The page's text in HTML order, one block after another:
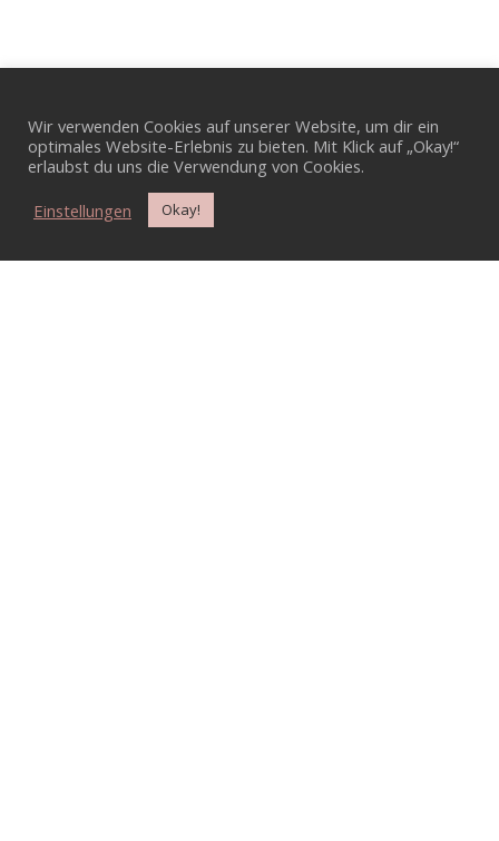
Wir verwenden Cookies auf unserer Website, um dir ein
optimales Website-Erlebnis zu bieten. Mit Klick auf „Okay!“
erlaubst du uns die Verwendung von Cookies.
Einstellungen
Okay!